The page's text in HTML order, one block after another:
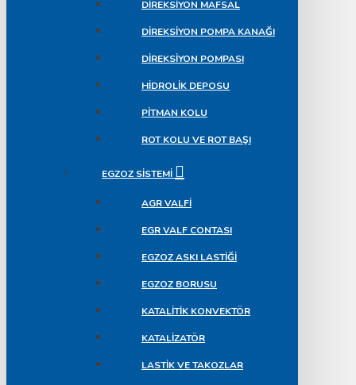
DIREKSIYON MAFSAL
DIREKSIYON POMPA KANAĞI
DIREKSIYON POMPASI
HIDROLIK DEPOSU
PITMAN KOLU
ROT KOLU VE ROT BAŞI
EGZOZ SISTEMI
AGR VALFI
EGR VALF CONTASI
EGZOZ ASKI LASTIĞI
EGZOZ BORUSU
KATALITIK KONVEKTÖR
KATALIZATÖR
LASTIK VE TAKOZLAR